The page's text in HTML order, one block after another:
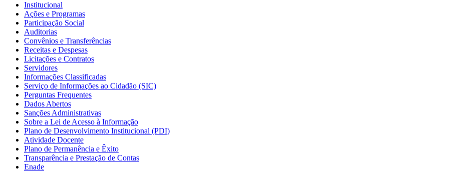
Institucional
Ações e Programas
Participação Social
Auditorias
Convênios e Transferências
Receitas e Despesas
Licitações e Contratos
Servidores
Informações Classificadas
Serviço de Informações ao Cidadão (SIC)
Perguntas Frequentes
Dados Abertos
Sanções Administrativas
Sobre a Lei de Acesso à Informação
Plano de Desenvolvimento Institucional (PDI)
Atividade Docente
Plano de Permanência e Êxito
Transparência e Prestação de Contas
Enade